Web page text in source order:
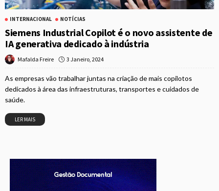
INTERNACIONAL NOTÍCIAS
Siemens Industrial Copilot é o novo assistente de
IA generativa dedicado à indústria
Mafalda Freire 3 Janeiro, 2024
As empresas vão trabalhar juntas na criação de mais copilotos
dedicados à área das infraestruturas, transportes e cuidados de
saúde.
LER MAIS